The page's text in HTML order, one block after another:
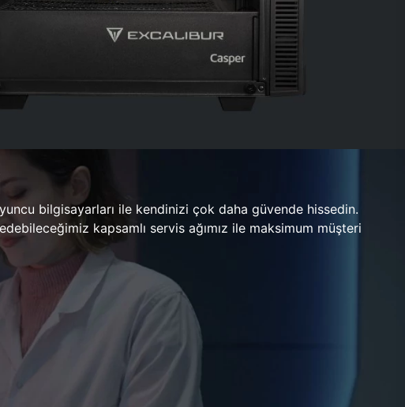
bilgisayarları ile kendinizi çok daha güvende hissedin.
kapsamlı servis ağımız ile maksimum müşteri